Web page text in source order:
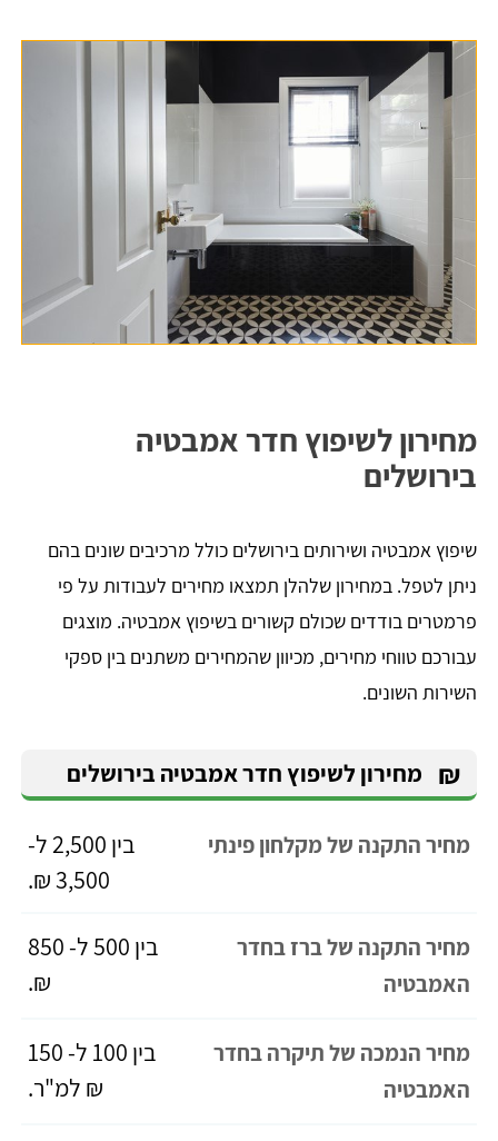
מחירון לשיפוץ חדר אמבטיה
בירושלים
שיפוץ אמבטיה ושירותים בירושלים כולל מרכיבים שונים בהם
ניתן לטפל. במחירון שלהלן תמצאו מחירים לעבודות על פי
פרמטרים בודדים שכולם קשורים בשיפוץ אמבטיה. מוצגים
עבורכם טווחי מחירים, מכיוון שהמחירים משתנים בין ספקי
השירות השונים.
₪ מחירון לשיפוץ חדר אמבטיה בירושלים
מחיר התקנה של מקלחון פינתי
בין 2,500 ל-
3,500 ₪.
מחיר התקנה של ברז בחדר
האמבטיה
בין 500 ל- 850
₪.
מחיר הנמכה של תיקרה בחדר
האמבטיה
בין 100 ל- 150
₪ למ"ר.